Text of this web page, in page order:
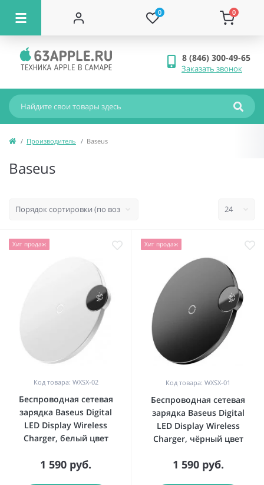
0 0
8 (846) 300-49-65
Заказать звонок
Производитель Baseus
Baseus
Хит продаж
Код товара: WXSX-02
Беспроводная сетевая
зарядка Baseus Digital
LED Display Wireless
Charger, белый цвет
1 590 руб.
Хит продаж
Код товара: WXSX-01
Беспроводная сетевая
зарядка Baseus Digital
LED Display Wireless
Charger, чёрный цвет
1 590 руб.